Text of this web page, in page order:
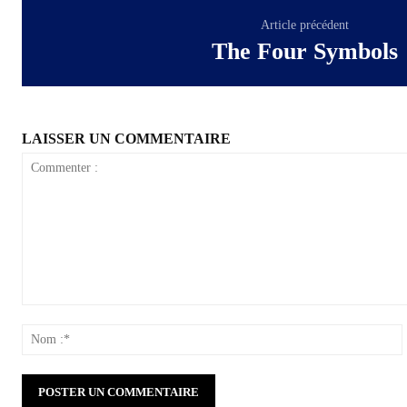
Article précédent
The Four Symbols
LAISSER UN COMMENTAIRE